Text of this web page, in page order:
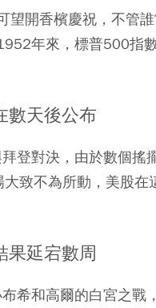
開香檳慶祝，不管
年來，標普500指
數天後公布
登對決，由於數個搖
致不為所動，美股
果延宕數周
希和高爾的白宮之戰